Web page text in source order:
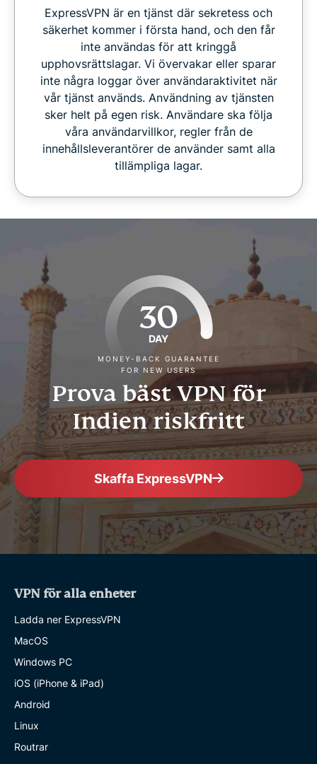
ExpressVPN är en tjänst där sekretess och
säkerhet kommer i första hand, och den får
inte användas för att kringgå
upphovsrättslagar. Vi övervakar eller sparar
inte några loggar över användaraktivitet när
vår tjänst används. Användning av tjänsten
sker helt på egen risk. Användare ska följa
våra användarvillkor, regler från de
innehållsleverantörer de använder samt alla
tillämpliga lagar.
30
DAY
MONEY-BACK GUARANTEE
FOR NEW USERS
Prova bäst VPN för
Indien riskfritt
Skaffa ExpressVPN
VPN för alla enheter
Ladda ner ExpressVPN
MacOS
Windows PC
iOS (iPhone & iPad)
Android
Linux
Routrar